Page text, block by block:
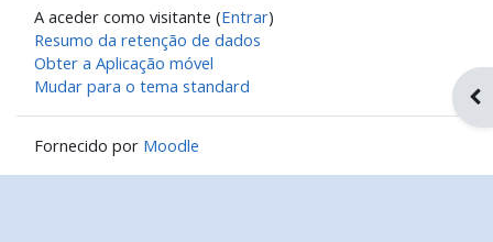
A aceder como visitante (Entrar)
Resumo da retenção de dados
Obter a Aplicação móvel
Mudar para o tema standard
Fornecido por Moodle